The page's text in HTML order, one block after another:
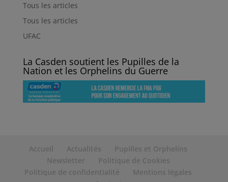
Tous les articles
Tous les articles
UFAC
La Casden soutient les Pupilles de la
Nation et les Orphelins du Guerre
Accueil Actualités
Pupilles et Orphelins
Newsletter
Politique de Cookies
Politique de confidentialité
Mentions légales